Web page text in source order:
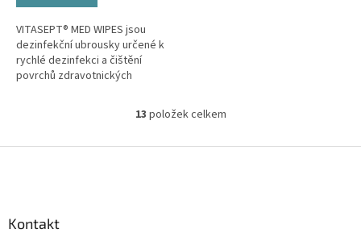
VITASEPT® MED WIPES jsou
dezinfekční ubrousky určené k
rychlé dezinfekci a čištění
povrchů zdravotnických
O
l
13 položek celkem
Kontakt